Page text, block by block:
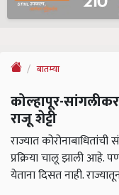
बातम्या
कोल्हापूर-
राजू शेट्टी
राज्यात
प्रक्रिया चालू झाली आहे.
येताना दिसत नाही.